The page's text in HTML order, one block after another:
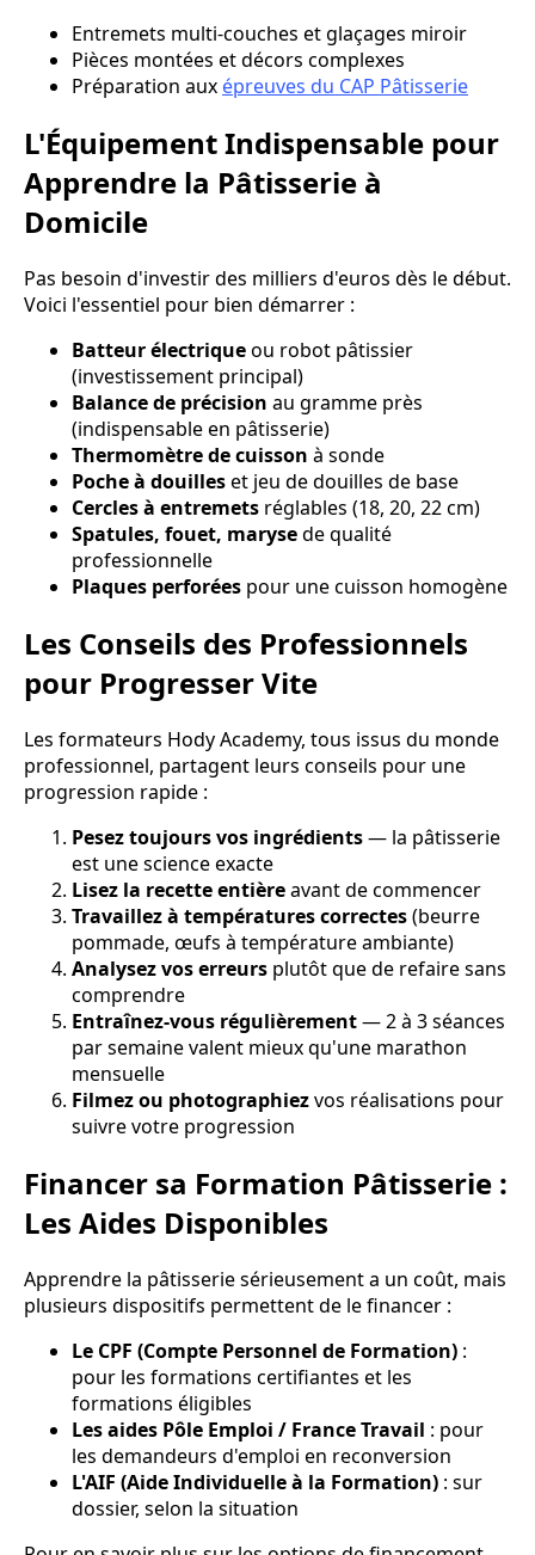
Entremets multi-couches et glaçages miroir
Pièces montées et décors complexes
Préparation aux épreuves du CAP Pâtisserie
L'Équipement Indispensable pour
Apprendre la Pâtisserie à
Domicile
Pas besoin d'investir des milliers d'euros dès le début.
Voici l'essentiel pour bien démarrer :
Batteur électriqueou robot pâtissier
(investissement principal)
Balance de précision au gramme près
(indispensable en pâtisserie)
Thermomètre de cuisson à sonde
Poche à douilleset jeu de douilles de base
Cercles à entremets réglables (18, 20, 22 cm)
Spatules, fouet, marysede qualité
professionnelle
Plaques perforées pour une cuisson homogène
Les Conseils des Professionnels
pour Progresser Vite
Les formateurs Hody Academy, tous issus du monde
professionnel, partagent leurs conseils pour une
progression rapide :
Pesez toujours vos ingrédients— la pâtisserie
est une science exacte
Lisez la recette entièreavant de commencer
Travaillez à températures correctes(beurre
pommade, œufs à température ambiante)
Analysez vos erreurs plutôt que de refaire sans
comprendre
Entraînez-vous régulièrement— 2 à 3 séances
par semaine valent mieux qu'une marathon
mensuelle
Filmez ou photographiezvos réalisations pour
suivre votre progression
Financer sa Formation Pâtisserie :
Les Aides Disponibles
Apprendre la pâtisserie sérieusement a un coût, mais
plusieurs dispositifs permettent de le financer :
Le CPF (Compte Personnel de Formation) :
pour les formations certifiantes et les
formations éligibles
Les aides Pôle Emploi / France Travail : pour
les demandeurs d'emploi en reconversion
L'AIF (Aide Individuelle à la Formation) : sur
dossier, selon la situation